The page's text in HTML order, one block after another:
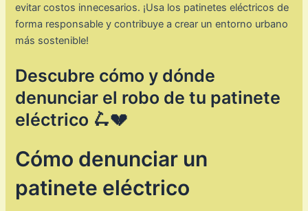
evitar costos innecesarios. ¡Usa los patinetes eléctricos de
forma responsable y contribuye a crear un entorno urbano
más sostenible!
Descubre cómo y dónde
denunciar el robo de tu patinete
eléctrico 🛴💔
Cómo denunciar un
patinete eléctrico